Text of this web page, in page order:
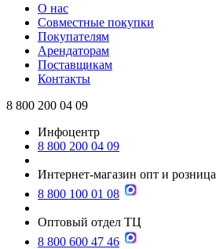
О нас
Совместные покупки
Покупателям
Арендаторам
Поставщикам
Контакты
8 800 200 04 09
Инфоцентр
8 800 200 04 09
Интернет-магазин опт и розница
8 800 100 01 08
Оптовый отдел ТЦ
8 800 600 47 46